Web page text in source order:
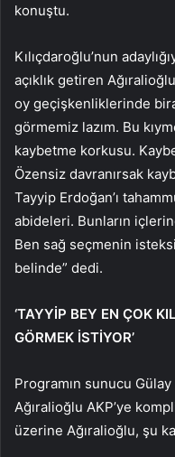
konuştu.
Kılıçdaroğlu’nun
açıklık getiren
oy geçişkenliklerinde
görmemiz lazım. Bu
kaybetme korkusu.
Özensiz davranırsak
Tayyip Erdoğan’ı
abideleri. Bunların
Ben sağ seçmenin
belinde” dedi.
‘TAYYİP BEY EN ÇOK
GÖRMEK İSTİYOR’
Programın sunucu
Ağıralioğlu AKP’ye
üzerine Ağıralioğlu, şu